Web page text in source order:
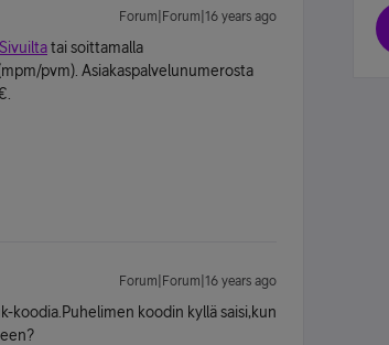
Forum|Forum|16 years ago
tai soittamalla
pvm). Asiakaspalvelunumerosta
Forum|Forum|16 years ago
koodia.Puhelimen koodin kyllä saisi,kun